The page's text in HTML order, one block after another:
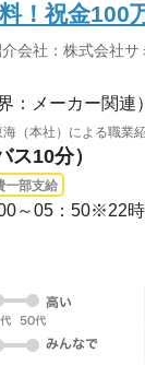
！祝金100
会社：株式会社サ
：メーカー関連）
（本社）による職業
10分）
一部支給
～05：50※22